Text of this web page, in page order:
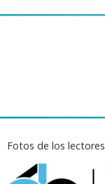
Fotos de los lectores